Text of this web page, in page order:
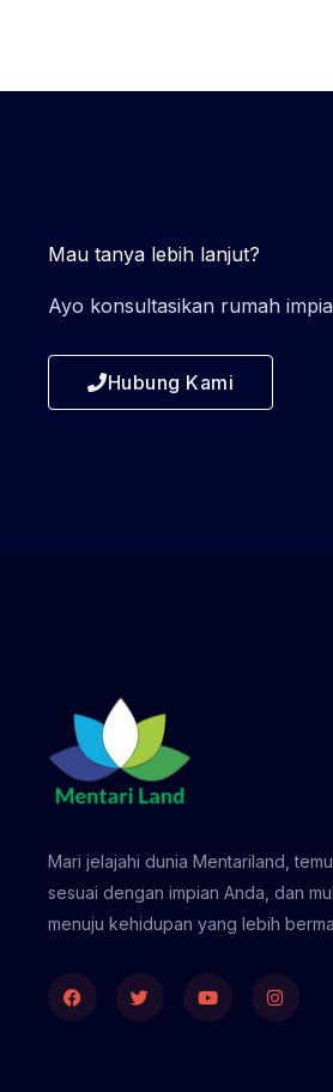
Mau tanya lebih lanjut?
Ayo konsultasikan rumah
Hubung Kami
Mari jelajahi dunia Mentariland,
sesuai dengan impian Anda, dan
menuju kehidupan yang lebih
FacebookTwitter Youtube